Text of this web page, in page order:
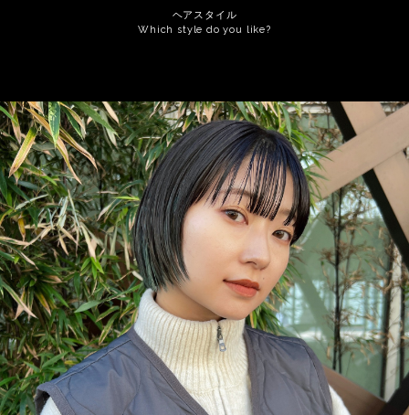
ヘアスタイル
Which style do you like?